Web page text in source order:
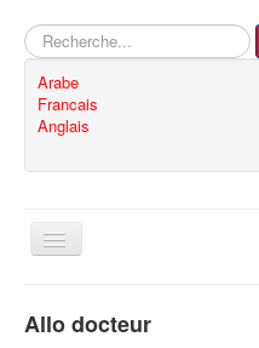
Rechercher
Arabe
Francais
Anglais
Basculer
Allo docteur